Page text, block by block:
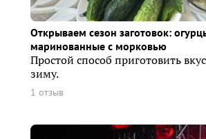
Открываем сезон заготовок:
маринованные с морковью
Простой способ приготовить
зиму.
1 отзыв